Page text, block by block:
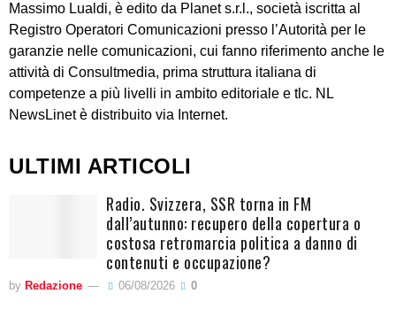
Massimo Lualdi, è edito da Planet s.r.l., società iscritta al
Registro Operatori Comunicazioni presso l’Autorità per le
garanzie nelle comunicazioni, cui fanno riferimento anche le
attività di Consultmedia, prima struttura italiana di
competenze a più livelli in ambito editoriale e tlc. NL
NewsLinet è distribuito via Internet.
ULTIMI ARTICOLI
Radio. Svizzera, SSR torna in FM
dall’autunno: recupero della copertura o
costosa retromarcia politica a danno di
contenuti e occupazione?
by Redazione 06/08/2026 0